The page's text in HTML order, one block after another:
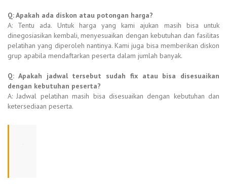
Q: Apakah ada diskon atau potongan harga?
A: Tentu ada. Untuk harga yang kami ajukan masih bisa untuk
dinegosiasikan kembali, menyesuaikan dengan kebutuhan dan fasilitas
pelatihan yang diperoleh nantinya. Kami juga bisa memberikan diskon
grup apabila mendaftarkan peserta dalam jumlah banyak.
Q: Apakah jadwal tersebut sudah fix atau bisa disesuaikan
dengan kebutuhan peserta?
A: Jadwal pelatihan masih bisa disesuaikan dengan kebutuhan dan
ketersediaan peserta.